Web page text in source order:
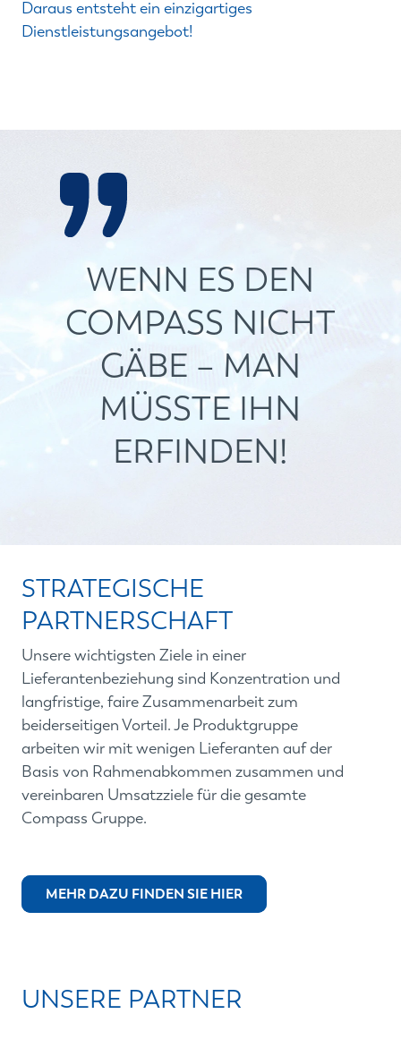
Daraus entsteht ein einzigartiges
Dienstleistungsangebot!
WENN ES DEN
COMPASS NICHT
GÄBE – MAN
MÜSSTE IHN
ERFINDEN!
STRATEGISCHE
PARTNERSCHAFT
Unsere wichtigsten Ziele in einer
Lieferantenbeziehung sind Konzentration und
langfristige, faire Zusammenarbeit zum
beiderseitigen Vorteil. Je Produktgruppe
arbeiten wir mit wenigen Lieferanten auf der
Basis von Rahmenabkommen zusammen und
vereinbaren Umsatzziele für die gesamte
Compass Gruppe.
MEHR DAZU FINDEN SIE HIER
UNSERE PARTNER